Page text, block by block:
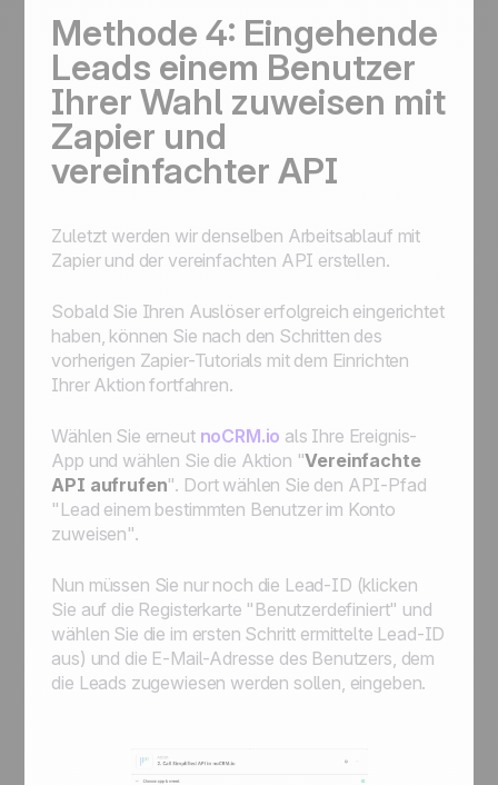
Methode 4: Eingehende
Leads einem Benutzer
Ihrer Wahl zuweisen mit
Zapier und
vereinfachter API
Zuletzt werden wir denselben Arbeitsablauf mit
Zapier und der vereinfachten API erstellen.
Sobald Sie Ihren Auslöser erfolgreich eingerichtet
haben, können Sie nach den Schritten des
vorherigen Zapier-Tutorials mit dem Einrichten
Ihrer Aktion fortfahren.
Wählen Sie erneut noCRM.io als Ihre Ereignis-
App und wählen Sie die Aktion "Vereinfachte
API aufrufen". Dort wählen Sie den API-Pfad
"Lead einem bestimmten Benutzer im Konto
zuweisen".
Nun müssen Sie nur noch die Lead-ID (klicken
Sie auf die Registerkarte "Benutzerdefiniert" und
wählen Sie die im ersten Schritt ermittelte Lead-ID
aus) und die E-Mail-Adresse des Benutzers, dem
die Leads zugewiesen werden sollen, eingeben.